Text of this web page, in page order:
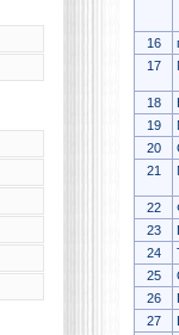
16
17
18
19
20
21
22
23
24
25
26
27